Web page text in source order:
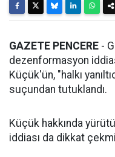
GAZETE PENCERE -
dezenformasyon
Küçük'ün, "halkı
suçundan tutuklandı.
Küçük hakkında
iddiası da dikkat